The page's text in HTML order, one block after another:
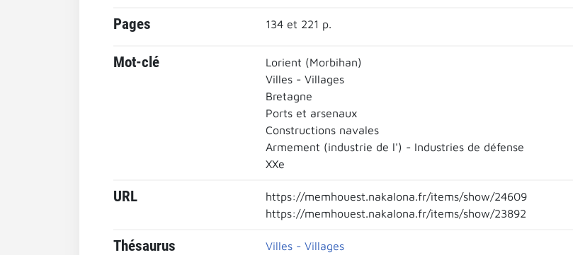
Pages 134 et 221 p.
Mot-clé
Lorient (Morbihan)
Villes - Villages
Bretagne
Ports et arsenaux
Constructions navales
Armement (industrie de l') - Industries de défense
XXe
URL
https://memhouest.nakalona.fr/items/show/24609
https://memhouest.nakalona.fr/items/show/23892
Thésaurus
Villes - Villages